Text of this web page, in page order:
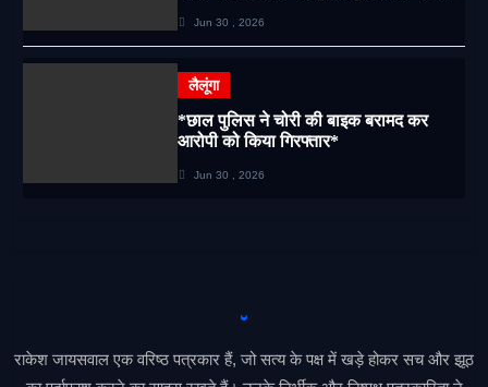
Jun 30 , 2026
लैलूंगा
*छाल पुलिस ने चोरी की बाइक बरामद कर
आरोपी को किया गिरफ्तार*
Jun 30 , 2026
राकेश जायसवाल एक वरिष्ठ पत्रकार हैं, जो सत्य के पक्ष में खड़े होकर सच और झूठ